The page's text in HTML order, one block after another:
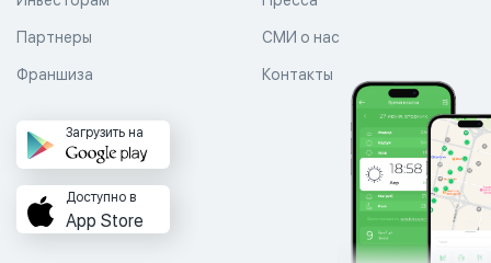
СМИ о нас
Контакты
Партнеры
Франшиза
Загрузить на
Доступно в
App Store